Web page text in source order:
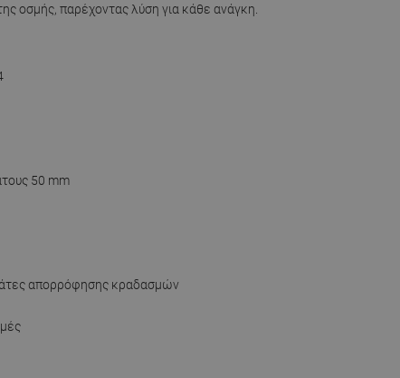
οσμής, παρέχοντας λύση για κάθε ανάγκη.
50 mm
απορρόφησης κραδασμών